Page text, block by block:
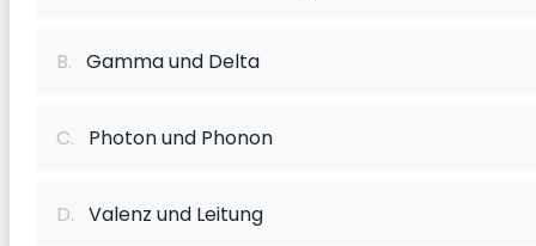
B. Gamma und Delta
C. Photon und Phonon
D. Valenz und Leitung